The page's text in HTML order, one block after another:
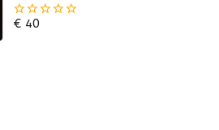
0
€ 40